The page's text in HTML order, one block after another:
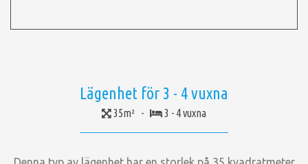
Lägenhet för 3 - 4 vuxna
35m² - 3 - 4 vuxna